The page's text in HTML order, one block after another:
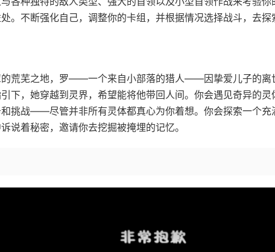
。不断强化自己，调整你的卡组，并根据情况选择战斗，去
的荒芜之地，罗——一个来自小部落的猎人——因挚爱儿子的离
下，她穿越到灵界，希望能将他带回人间。你会遇见奇异的
挑战——尽管并非所有灵体都真心为你着想。你会探索一个充
说着秘密，邀请你去挖掘被掩埋的记忆。